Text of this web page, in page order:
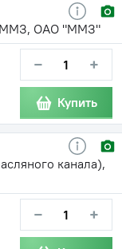
ММЗ, ОАО "ММЗ"
− +
Купить
канала),
− +